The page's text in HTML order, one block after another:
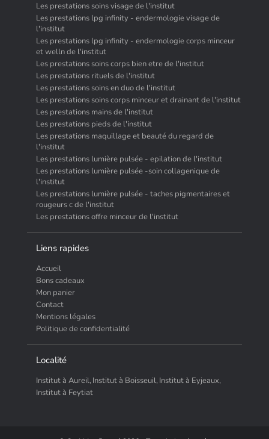
Les prestations soins visage de l'institut
Les prestations lpg infinity - endermologie visage de
l'institut
Les prestations lpg infinity - endermologie corps minceur
et welln de l'institut
Les prestations soins corps bien etre de l'institut
Les prestations rituels de l'institut
Les prestations soins en duo de l'institut
Les prestations soins corps minceur et drainant de l'institut
Les prestations mains de l'institut
Les prestations pieds de l'institut
Les prestations maquillage et beauté du regard de
l'institut
Les prestations lumière pulsée - epilation de l'institut
Les prestations lumière pulsée -soin collagenique de
l'institut
Les prestations lumière pulsée - taches pigmentaires et
rougeurs c de l'institut
Les prestations offre minceur de l'institut
Liens rapides
Accueil
Bons cadeaux
Mon panier
Contact
Mentions légales
Politique de confidentialité
Localité
Institut à Aureil, Institut à Boisseuil, Institut à Eyjeaux,
Institut à Feytiat